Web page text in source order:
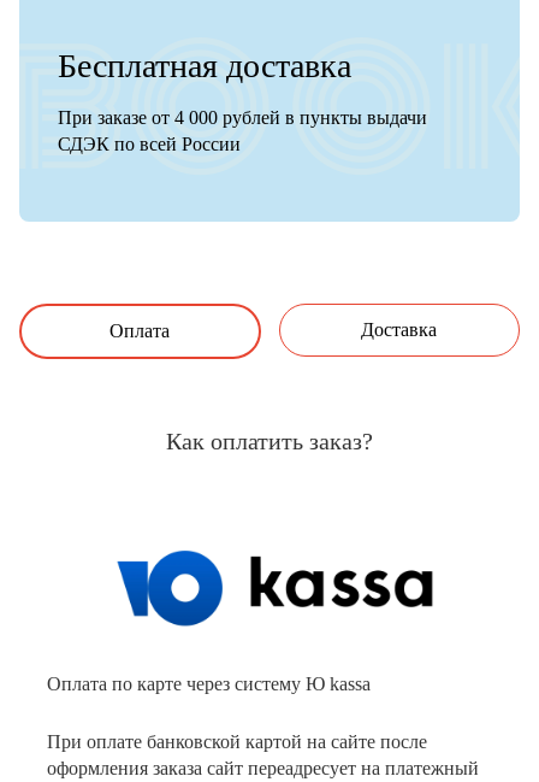
Бесплатная доставка
При заказе от 4 000 рублей в пункты выдачи
СДЭК по всей России
Оплата Доставка
Как оплатить заказ?
Оплата по карте через систему Ю kassa
При оплате банковской картой на сайте после
оформления заказа сайт переадресует на платежный